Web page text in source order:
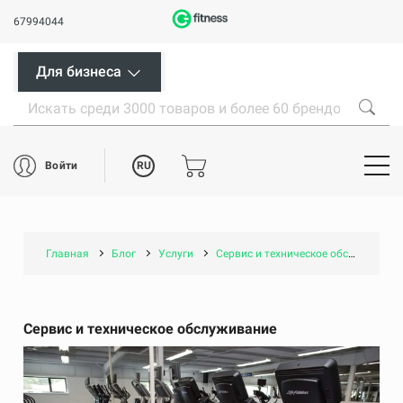
67994044
Для бизнеса
Войти RU
Главная Блог Услуги Сервис и техническое обслуживание
Сервис и техническое обслуживание